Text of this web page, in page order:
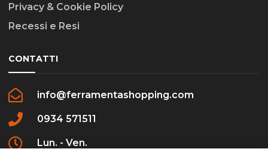
Privacy & Cookie Policy
Recessi e Resi
CONTATTI
info@ferramentashopping.com
0934 571511
Lun. - Ven.